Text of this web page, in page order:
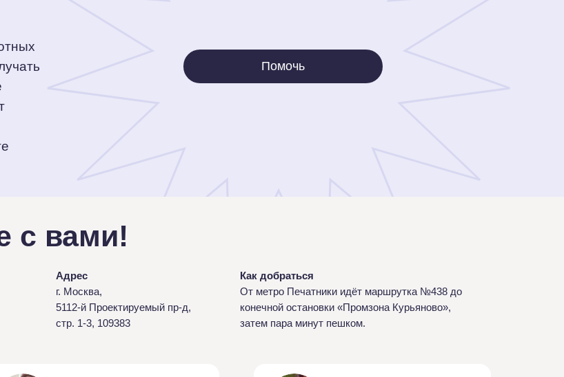
Помочь
с вами!
Адрес
г. Москва,
5112-й Проектируемый пр-д,
стр. 1-3, 109383
Как добраться
От метро Печатники идёт маршрутка №438 до
конечной остановки «Промзона Курьяново»,
затем пара минут пешком.